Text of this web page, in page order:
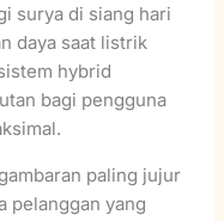
surya di siang hari
daya saat listrik
hybrid
bagi pengguna
paling jujur
pelanggan yang